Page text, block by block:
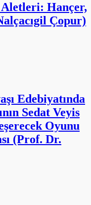
Hançer,
Çopur)
Edebiyatında
Sedat Veyis
Oyunu
(Prof. Dr.